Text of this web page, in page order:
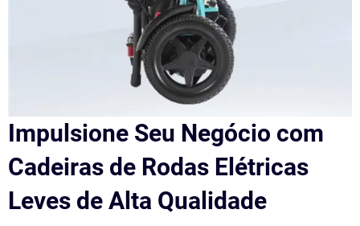
Impulsione Seu Negócio com
Cadeiras de Rodas Elétricas
Leves de Alta Qualidade